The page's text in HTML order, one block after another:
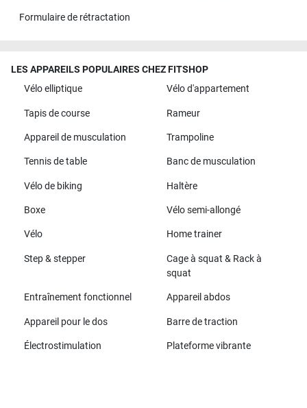
Formulaire de rétractation
LES APPAREILS POPULAIRES CHEZ FITSHOP
Vélo elliptique
Vélo d'appartement
Tapis de course Rameur
Appareil de musculation Trampoline
Tennis de table Banc de musculation
Vélo de biking Haltère
Boxe Vélo semi-allongé
Vélo Home trainer
Step & stepper
Cage à squat & Rack à
squat
Entraînement fonctionnel Appareil abdos
Appareil pour le dos Barre de traction
Électrostimulation Plateforme vibrante